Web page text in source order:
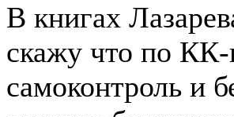
В книгах
скажу что по КК-
самоконтроль и